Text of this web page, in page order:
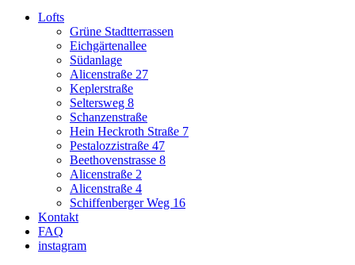
Lofts
Grüne Stadtterrassen
Eichgärtenallee
Südanlage
Alicenstraße 27
Keplerstraße
Seltersweg 8
Schanzenstraße
Hein Heckroth Straße 7
Pestalozzistraße 47
Beethovenstrasse 8
Alicenstraße 2
Alicenstraße 4
Schiffenberger Weg 16
Kontakt
FAQ
instagram